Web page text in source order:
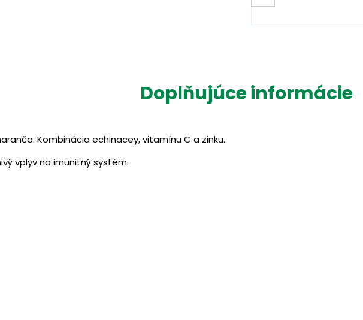
Doplňujúce informácie
Kombinácia echinacey, vitamínu C a zinku.
vplyv na imunitný systém.